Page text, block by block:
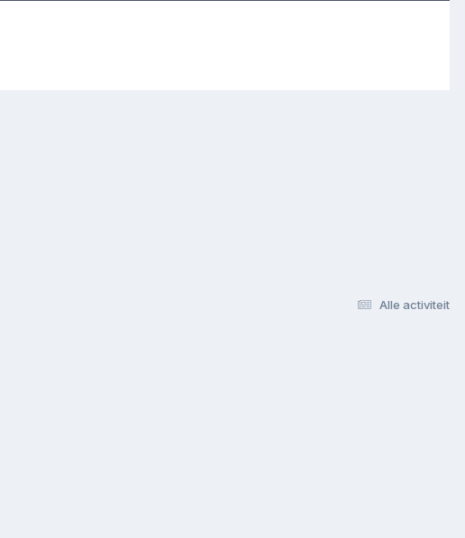
Alle activiteit